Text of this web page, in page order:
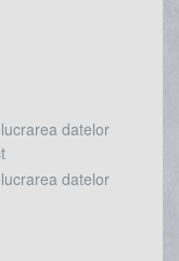
datelor
datelor